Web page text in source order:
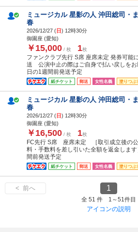
ミュージカル 星影の人 沖田総司・
春
2026/12/27 (日) 12時30分
御園座 (愛知)
￥15,000 / 枚 1枚
ファンクラブ先行 S席 座席未定 発券可能
送 公演中止の際はご自身で払い戻しをお
日の1週間前発送予定
紙チケット 郵送 女性名義 塗りつぶ
ミュージカル 星影の人 沖田総司・
春
2026/12/27 (日) 12時30分
御園座 (愛知)
￥16,500 / 枚 1枚
FC先行 S席 座席未定 ［取引成立後の公
料・手数料を差し引いた全額を返金しま
間前発送予定
紙チケット 郵送 女性名義 塗りつぶ
< 前へ 1
全 51 件 1～51件目
アイコンの説明